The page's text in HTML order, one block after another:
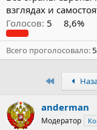
взглядах и
Голосов: 5 8,6%
Всего проголосовало
Первый
anderman
Модератор